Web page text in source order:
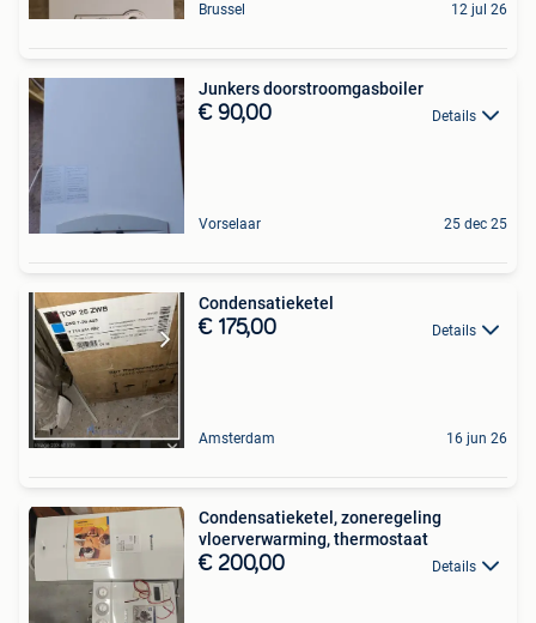
Brussel 12 jul 26
Junkers doorstroomgasboiler
€ 90,00 Details
Vorselaar 25 dec 25
Condensatieketel
€ 175,00 Details
Amsterdam 16 jun 26
Condensatieketel, zoneregeling
vloerverwarming, thermostaat
€ 200,00 Details